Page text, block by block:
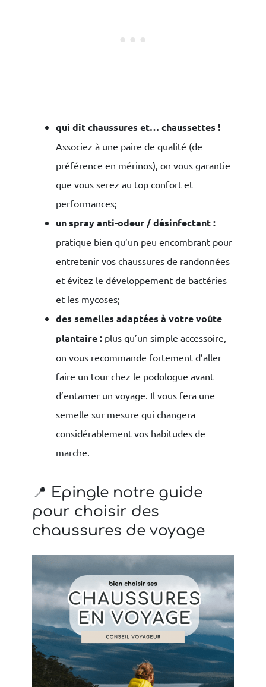
qui dit chaussures et… chaussettes !
Associez à une paire de qualité (de
préférence en mérinos), on vous garantie
que vous serez au top confort et
performances;
un spray anti-odeur / désinfectant :
pratique bien qu’un peu encombrant pour
entretenir vos chaussures de randonnées
et évitez le développement de bactéries
et les mycoses;
des semelles adaptées à votre voûte
plantaire :plus qu’un simple accessoire,
on vous recommande fortement d’aller
faire un tour chez le podologue avant
d’entamer un voyage. Il vous fera une
semelle sur mesure qui changera
considérablement vos habitudes de
marche.
📍 Epingle notre guide
pour choisir des
chaussures de voyage